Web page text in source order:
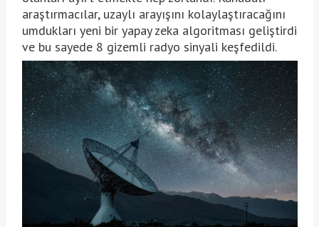
araştırmacılar, uzaylı arayışını kolaylaştıracağını
umdukları yeni bir yapay zeka algoritması geliştirdi
ve bu sayede 8 gizemli radyo sinyali keşfedildi.